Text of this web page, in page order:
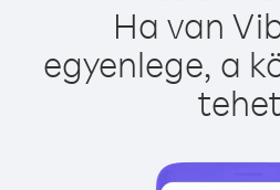
Ha van
egyenlege, a